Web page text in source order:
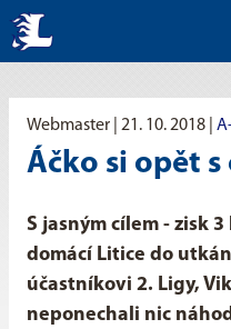
Webmaster | 21. 10. 2018
Áčko si opět
S jasným cílem - zisk
domácí Litice do
účastníkovi 2. Ligy,
neponechali nic